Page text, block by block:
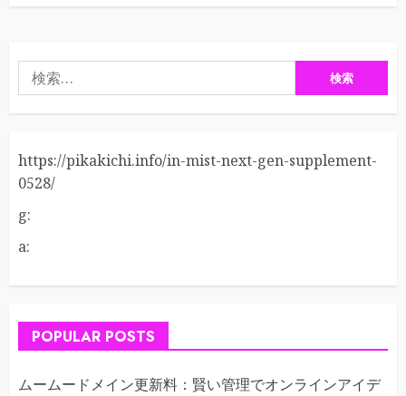
索:
https://pikakichi.info/in-mist-next-gen-supplement-
0528/
g:
a:
POPULAR POSTS
ムームードメイン更新料：賢い管理でオンラインアイデ